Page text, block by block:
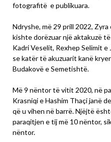
fotografitë e publikuara.
Ndryshe, më 29 prill 2022,
kishte dorëzuar një aktakuzë
Kadri Veselit, Rexhep Selimit
se katër të akuzuarit kanë
Budakovë e Semetishtë.
Më 9 nëntor të vitit 2020, në
Krasniqi e Hashim Thaçi janë
që u vihen në barrë. Njëjtë
paraqitjen e tij më 10 nëntor,
nëntor.